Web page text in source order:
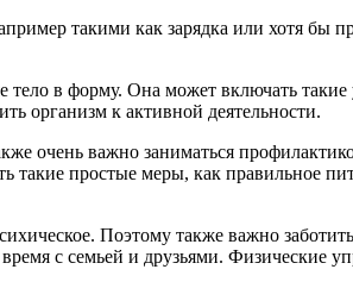
такими как зарядка или хотя бы
в форму. Она может включать
организм к активной деятельности.
очень важно заниматься
простые меры, как правильное
Поэтому также важно
с семьей и друзьями. Физические